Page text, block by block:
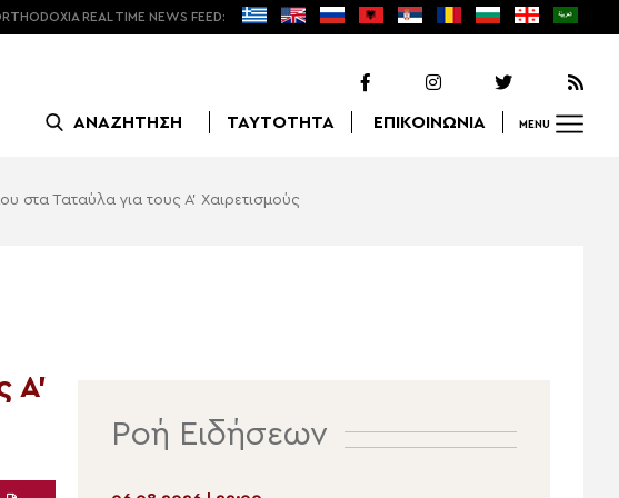
REAL TIME NEWS FEED:
ΑΝΑΖΗΤΗΣΗ ΤΑΥΤΟΤΗΤΑ ΕΠΙΚΟΙΝΩΝΙΑ MENU
στα Ταταύλα για τους Α’ Χαιρετισμούς
Α’
Ροή Ειδήσεων